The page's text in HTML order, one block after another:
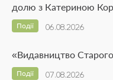
долю з Катериною
06.08.2026
Події
«Видавництво
07.08.2026
Події